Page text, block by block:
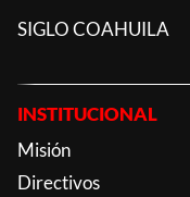
SIGLO COAHUILA
INSTITUCIONAL
Misión
Directivos